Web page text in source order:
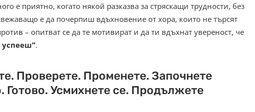
е приятно, когато някой разказва за стряскащи трудности, без
е да почерпиш вдъхновение от хора, които не търсят
– опитват се да те мотивират и да ти вдъхнат увереност, че
успееш“.
Проверете. Променете. Започнете
Готово. Усмихнете се. Продължете